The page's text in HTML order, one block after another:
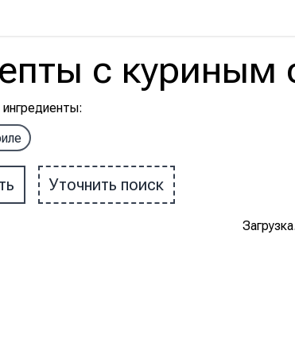
с куриным
:
Уточнить поиск
Загрузка